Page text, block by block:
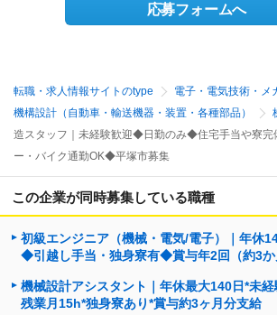
応募フォームへ
転職・求人情報サイトのtype 電子・電気技術・メ
機構設計（自動車・輸送機器・装置・各種部品）
造スタッフ｜未経験歓迎◆日勤のみ◆住宅手当や寮
ー・バイク通勤OK◆平塚市募集
この企業が同時募集している職種
初級エンジニア（機械・電気/電子）｜年休
◆引越し手当・独身寮有◆賞与年2回（約3か
機械設計アシスタント｜年休最大140日*未
残業月15h*独身寮あり*賞与約3ヶ月分支給